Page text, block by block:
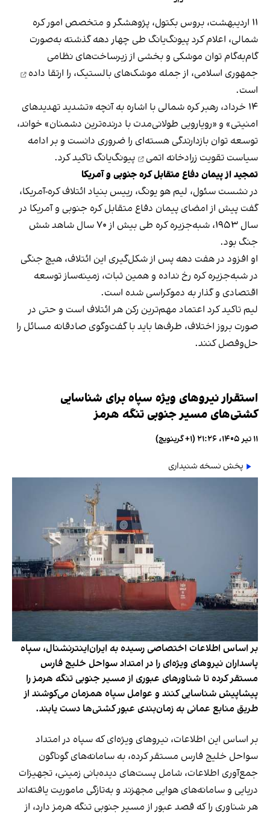
۱۱ اردیبهشت، بروس بکتول، پژوهشگر و متخصص امور کره
شمالی، اعلام کرد پیونگ‌یانگ طی چهار دهه گذشته به‌صورت
گام‌به‌گام توان موشکی و بخشی از زیرساخت‌های نظامی
جمهوری اسلامی، از جمله موشک‌های بالستیک، را ارتقا داده
است.
۱۴ خرداد، رهبر کره شمالی با اشاره به آنچه «تشدید تهدیدهای
امنیتی» و «رویارویی طولانی‌مدت با درنده‌ترین دشمنان» خواند،
توسعه توان بازدارندگی هسته‌ای را ضروری دانست و بر ادامه
سیاست تقویت زرادخانه اتمی
پیونگ‌یانگ تاکید کرد.
تمجید از پیمان دفاع متقابل کره جنوبی و آمریکا
در نشست سئول، لیم هو یونگ، رییس بنیاد ائتلاف کره-آمریکا،
گفت پیش از امضای پیمان دفاع متقابل کره جنوبی و آمریکا در
سال ۱۹۵۳، شبه‌جزیره کره طی بیش از ۷۰ سال شاهد شش
جنگ بود.
او افزود در هفت دهه پس از شکل‌گیری این ائتلاف، هیچ جنگی
در شبه‌جزیره کره رخ نداده و همین ثبات، زمینه‌ساز توسعه
اقتصادی و گذار به دموکراسی شده است.
لیم تاکید کرد اعتماد مهم‌ترین رکن هر ائتلاف است و حتی در
صورت بروز اختلاف، طرف‌ها باید با گفت‌وگوی صادقانه مسائل را
حل‌وفصل کنند.
استقرار نیروهای ویژه سپاه برای شناسایی
کشتی‌های مسیر جنوبی تنگه هرمز
۱۱ تیر ۱۴۰۵، ۲۱:۲۶ (‎+۱ گرینویچ)
پخش نسخه شنیداری
بر اساس اطلاعات اختصاصی رسیده به ایران‌اینترنشنال، سپاه
پاسداران نیروهای ویژه‌ای را در امتداد سواحل خلیج فارس
مستقر کرده تا شناورهای عبوری از مسیر جنوبی تنگه هرمز را
پیشاپیش شناسایی کنند و عوامل سپاه همزمان می‌کوشند از
طریق منابع عمانی به زمان‌بندی عبور کشتی‌ها دست یابند.
بر اساس این اطلاعات، نیروهای ویژه‌ای که سپاه در امتداد
سواحل خلیج فارس مستقر کرده، به سامانه‌های گوناگون
جمع‌آوری اطلاعات، شامل پست‌های دیده‌بانی زمینی، تجهیزات
دریایی و سامانه‌های هوایی مجهزند و به‌تازگی ماموریت یافته‌اند
هر شناوری را که قصد عبور از مسیر جنوبی تنگه هرمز دارد، از